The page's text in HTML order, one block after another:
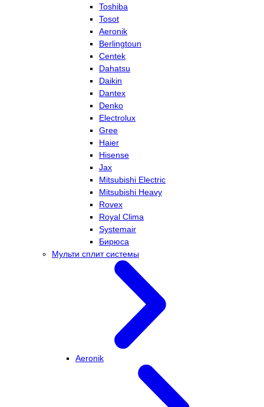
Toshiba
Tosot
Aeronik
Berlingtoun
Centek
Dahatsu
Daikin
Dantex
Denko
Electrolux
Gree
Haier
Hisense
Jax
Mitsubishi Electric
Mitsubishi Heavy
Rovex
Royal Clima
Systemair
Бирюса
Мульти сплит системы
Aeronik